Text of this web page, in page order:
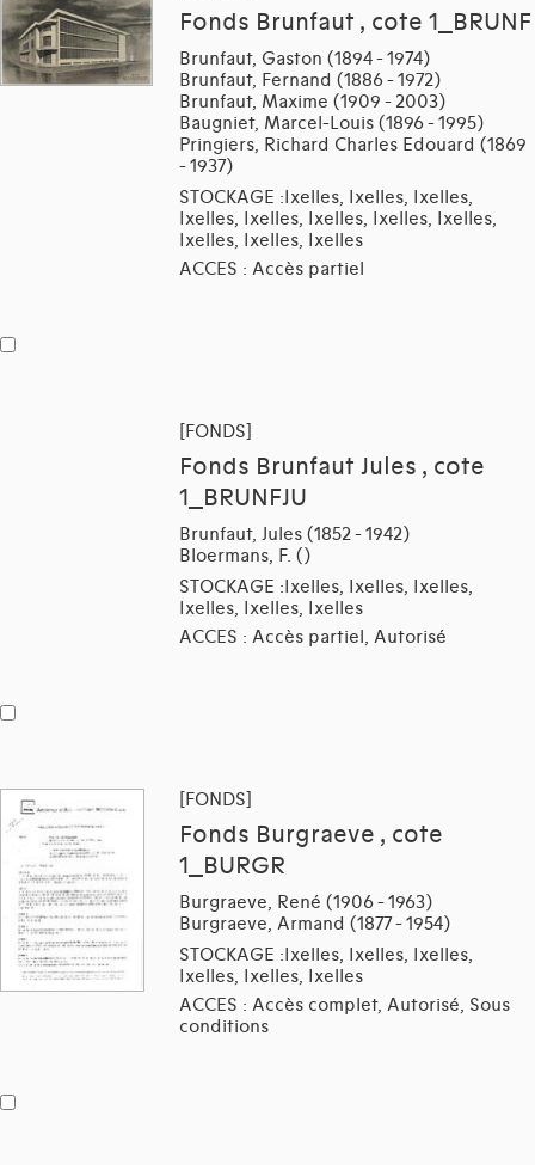
Fonds Brunfaut , cote 1_BRUNF
Brunfaut, Gaston (1894 - 1974)
Brunfaut, Fernand (1886 - 1972)
Brunfaut, Maxime (1909 - 2003)
Baugniet, Marcel-Louis (1896 - 1995)
Pringiers, Richard Charles Edouard (1869
- 1937)
STOCKAGE :Ixelles, Ixelles, Ixelles,
Ixelles, Ixelles, Ixelles, Ixelles, Ixelles,
Ixelles, Ixelles, Ixelles
ACCES : Accès partiel
[FONDS]
Fonds Brunfaut Jules , cote
1_BRUNFJU
Brunfaut, Jules (1852 - 1942)
Bloermans, F. ()
STOCKAGE :Ixelles, Ixelles, Ixelles,
Ixelles, Ixelles, Ixelles
ACCES : Accès partiel, Autorisé
[FONDS]
Fonds Burgraeve , cote
1_BURGR
Burgraeve, René (1906 - 1963)
Burgraeve, Armand (1877 - 1954)
STOCKAGE :Ixelles, Ixelles, Ixelles,
Ixelles, Ixelles, Ixelles
ACCES : Accès complet, Autorisé, Sous
conditions